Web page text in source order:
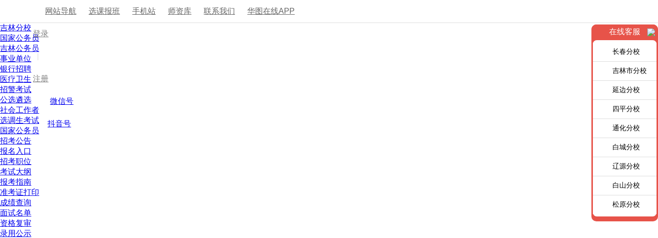
网站导航 选课报班 手机站 师资库 联系我们 华图在线APP
登录
|
注册
微信号
抖音号
吉林分校
国家公务员
吉林公务员
事业单位
银行招聘
医疗卫生
招警考试
公选遴选
社会工作者
选调生考试
国家公务员
招考公告
报名入口
招考职位
考试大纲
报考指南
准考证打印
成绩查询
面试名单
资格复审
录用公示
在线客服
长春分校
吉林市分校
延边分校
四平分校
通化分校
白城分校
辽源分校
白山分校
松原分校